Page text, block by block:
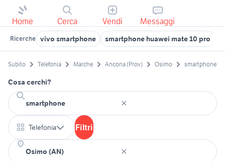
Home Cerca Vendi Messaggi
Ricerche vivo smartphone smartphone huawei mate 10 pro
Subito Telefonia Marche Ancona (Prov) Osimo smartphone
Cosa cerchi?
Telefonia Filtri